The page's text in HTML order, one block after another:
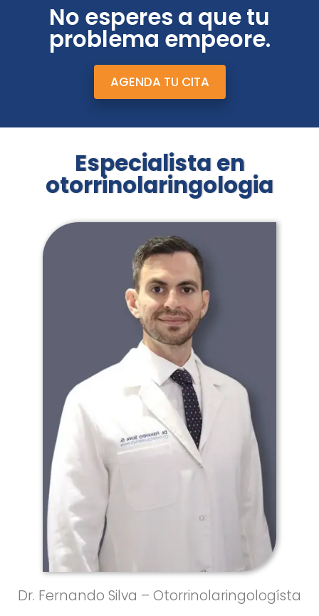
No esperes a que tu
problema empeore.
AGENDA TU CITA
Especialista en
otorrinolaringologia
Dr. Fernando Silva – Otorrinolaringologísta